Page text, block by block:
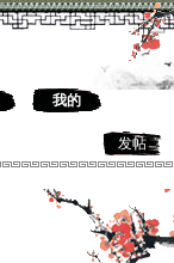
我的
发帖